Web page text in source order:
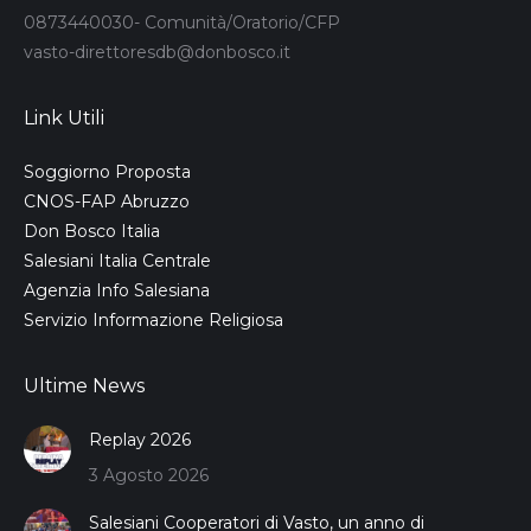
0873440030- Comunità/Oratorio/CFP
vasto-direttoresdb@donbosco.it
Link Utili
Soggiorno Proposta
CNOS-FAP Abruzzo
Don Bosco Italia
Salesiani Italia Centrale
Agenzia Info Salesiana
Servizio Informazione Religiosa
Ultime News
Replay 2026
3 Agosto 2026
Salesiani Cooperatori di Vasto, un anno di